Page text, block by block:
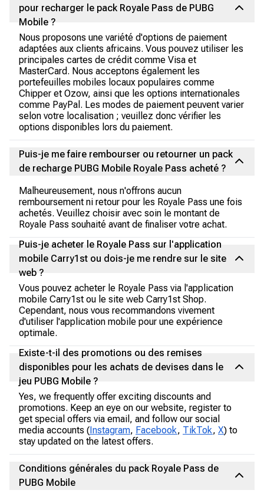
pour recharger le pack Royale Pass de PUBG
Mobile ?
Nous proposons une variété d'options de paiement
adaptées aux clients africains. Vous pouvez utiliser les
principales cartes de crédit comme Visa et
MasterCard. Nous acceptons également les
portefeuilles mobiles locaux populaires comme
Chipper et Ozow, ainsi que les options internationales
comme PayPal. Les modes de paiement peuvent varier
selon votre localisation ; veuillez donc vérifier les
options disponibles lors du paiement.
Puis-je me faire rembourser ou retourner un pack
de recharge PUBG Mobile Royale Pass acheté ?
Malheureusement, nous n'offrons aucun
remboursement ni retour pour les Royale Pass une fois
achetés. Veuillez choisir avec soin le montant de
Royale Pass souhaité avant de finaliser votre achat.
Puis-je acheter le Royale Pass sur l'application
mobile Carry1st ou dois-je me rendre sur le site
web ?
Vous pouvez acheter le Royale Pass via l'application
mobile Carry1st ou le site web Carry1st Shop.
Cependant, nous vous recommandons vivement
d'utiliser l'application mobile pour une expérience
optimale.
Existe-t-il des promotions ou des remises
disponibles pour les achats de devises dans le
jeu PUBG Mobile ?
Yes, we frequently offer exciting discounts and
promotions. Keep an eye on our website, register to
get special offers via email, and follow our social
media accounts (Instagram, Facebook, TikTok, X) to
stay updated on the latest offers.
Conditions générales du pack Royale Pass de
PUBG Mobile